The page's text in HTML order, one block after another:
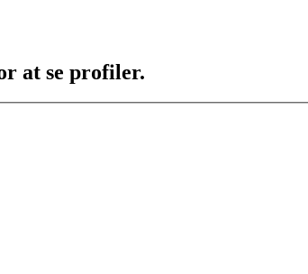
at se profiler.